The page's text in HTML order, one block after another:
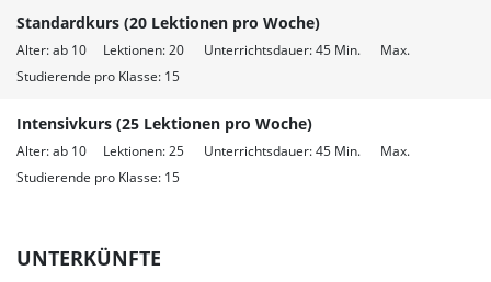
Standardkurs (20 Lektionen pro Woche)
Alter: ab 10 Lektionen: 20 Unterrichtsdauer: 45 Min. Max.
Studierende pro Klasse: 15
Intensivkurs (25 Lektionen pro Woche)
Alter: ab 10 Lektionen: 25 Unterrichtsdauer: 45 Min. Max.
Studierende pro Klasse: 15
UNTERKÜNFTE